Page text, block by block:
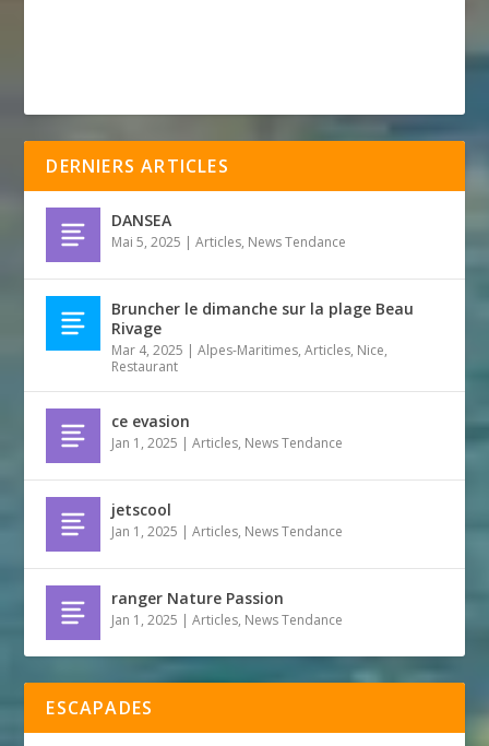
DERNIERS ARTICLES
DANSEA
Mai 5, 2025 |Articles, News Tendance
Bruncher le dimanche sur la plage Beau
Rivage
Mar 4, 2025 |Alpes-Maritimes,Articles, Nice,
Restaurant
ce evasion
Jan 1, 2025 |Articles, News Tendance
jetscool
Jan 1, 2025 |Articles, News Tendance
ranger Nature Passion
Jan 1, 2025 |Articles, News Tendance
ESCAPADES